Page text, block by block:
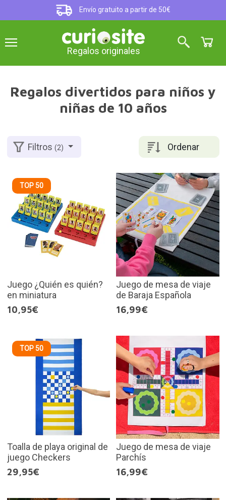
Envío gratuito a partir de 50€
Regalos originales
Regalos divertidos para niños y
niñas de 10 años
Ordenar
Filtros(2)
TOP 50
Juego ¿Quién es quién?
en miniatura
10,95€
Juego de mesa de viaje
de Baraja Española
16,99€
TOP 50
Toalla de playa original de
juego Checkers
29,95€
Juego de mesa de viaje
Parchís
16,99€